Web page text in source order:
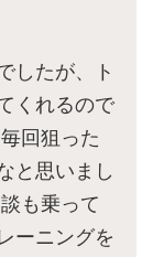
したが、ト
くれるので
回狙った
と思いまし
も乗って
ーニングを